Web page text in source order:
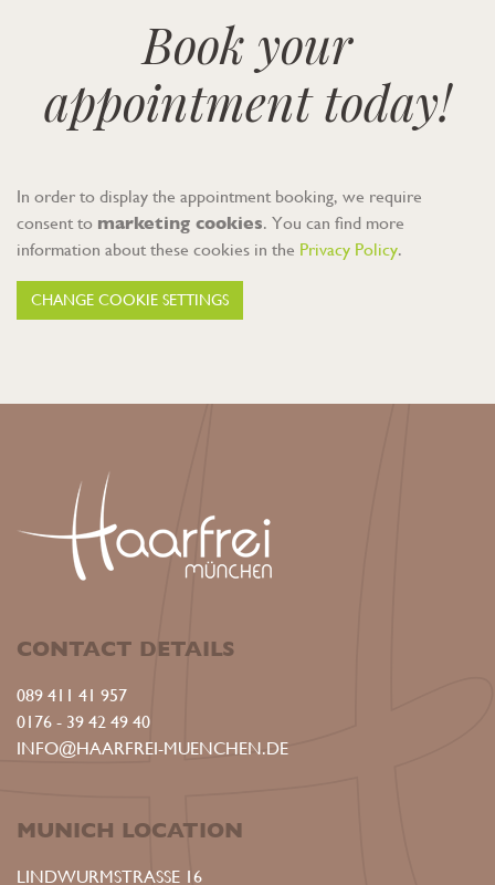
Book your
appointment today!
In order to display the appointment booking, we require
consent to marketing cookies. You can find more
information about these cookies in the Privacy Policy.
CHANGE COOKIE SETTINGS
CONTACT DETAILS
089 411 41 957
0176 - 39 42 49 40
INFO@HAARFREI-MUENCHEN.DE
MUNICH LOCATION
LINDWURMSTRASSE 16